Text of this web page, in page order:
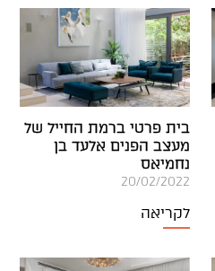
בית פרטי ברמת החייל של
מעצב הפנים אלעד בן
נחמיאס
20/02/2022
לקריאה